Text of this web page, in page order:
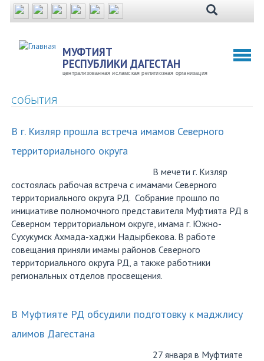
Перейти
содержанию
МУФТИЯТ
РЕСПУБЛИКИ ДАГЕСТАН
централизованная исламская религиозная организация
события
В г. Кизляр прошла встреча имамов Северного
территориального округа
В мечети г. Кизляр
состоялась рабочая встреча с имамами Северного
территориального округа РД. Собрание прошло по
инициативе полномочного представителя Муфтията РД в
Северном территориальном округе, имама г. Южно-
Сухукумск Ахмада-хаджи Надырбекова. В работе
совещания приняли имамы районов Северного
территориального округа РД, а также работники
региональных отделов просвещения.
В Муфтияте РД обсудили подготовку к маджлису
алимов Дагестана
27 января в Муфтияте